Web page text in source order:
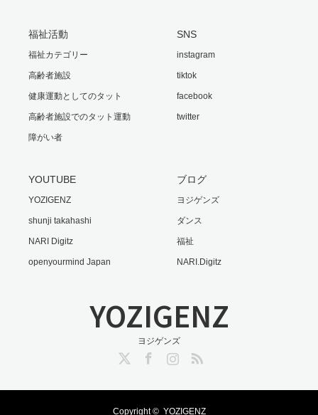
福祉活動
福祉カテゴリー
高齢者施設
健康運動としてのタット
高齢者施設でのタット運動
障がい者
SNS
instagram
tiktok
facebook
twitter
YOUTUBE
YOZIGENZ
shunji takahashi
NARI Digitz
openyourmind Japan
ブログ
ヨジゲンズ
ダンス
福祉
NARI.Digitz
YOZIGENZ
ヨジゲンズ
InstagramRSS
Copyright © YOZIGENZ